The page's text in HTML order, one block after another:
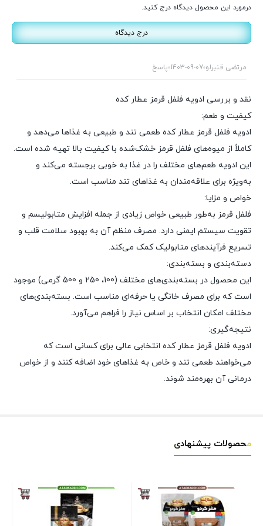
درمورد این محصول دیدگاه درج کنید.
درج دیدگاه
مرتضی قنبرلو 1403-09-07 پاسخ
نقد و بررسی ادویه فلفل قرمز عطار کده
کیفیت و طعم:
ادویه فلفل قرمز عطار کده طعمی تند و طبیعی به غذاها می‌دهد و
کاملاً از میوه‌های فلفل قرمز خشک‌شده با کیفیت بالا تهیه شده است.
این ادویه طعم‌های مختلف را در غذا به خوبی برجسته می‌کند و
به‌ویژه برای علاقه‌مندان به غذاهای تند مناسب است.
خواص و مزایا:
فلفل قرمز به‌طور طبیعی خواص زیادی از جمله افزایش متابولیسم و
تقویت سیستم ایمنی دارد. مصرف منظم آن به بهبود سلامت قلب و
تسریع فرآیندهای متابولیک کمک می‌کند.
دسته‌بندی و بسته‌بندی:
این محصول در بسته‌بندی‌های مختلف (100، 250 و 500 گرمی) موجود
است که برای مصرف خانگی یا حرفه‌ای مناسب است. بسته‌بندی‌های
مختلف امکان انتخاب بر اساس نیاز را فراهم می‌آورد.
نتیجه‌گیری:
ادویه فلفل قرمز عطار کده انتخابی عالی برای کسانی است که
می‌خواهند طعمی تند و خاص به غذاهای خود اضافه کنند و از خواص
درمانی آن بهره‌مند شوند.
محصولات پیشنهادی